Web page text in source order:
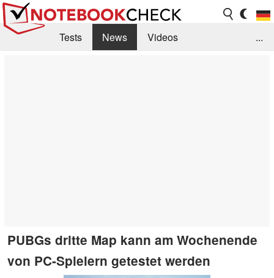
Tests News
Videos
...
PUBGs dritte Map kann am Wochenende
von PC-Spielern getestet werden